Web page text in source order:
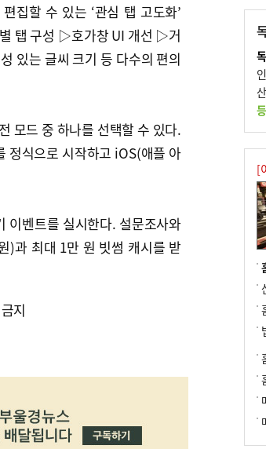
집할 수 있는 ‘관심 탭 고도화’
탭 구성 ▷호가창 UI 개선 ▷거
있는 글씨 크기 등 다수의 편의
모드 중 하나를 선택할 수 있다.
정식으로 시작하고 iOS(애플 아
이벤트를 실시한다. 설문조사와
)과 최대 1만 원 빗썸 캐시를 받
지
7
8
9
10
[